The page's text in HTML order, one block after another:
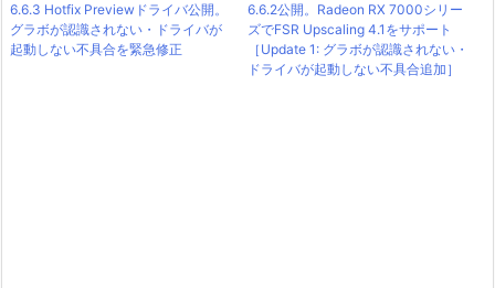
6.6.3 Hotfix Previewドライバ公開。
グラボが認識されない・ドライバが
起動しない不具合を緊急修正
6.6.2公開。Radeon RX 7000シリー
ズでFSR Upscaling 4.1をサポート
［Update 1: グラボが認識されない・
ドライバが起動しない不具合追加］